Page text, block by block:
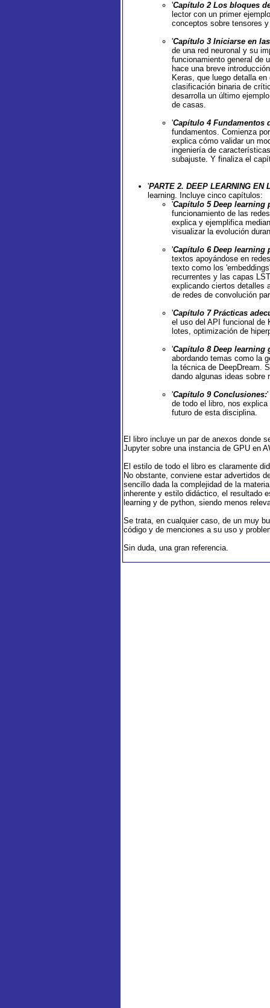
'Capítulo 2 Los bloques
lector con un primer
conceptos sobre tensores
'Capítulo 3 Iniciarse en
de una red neuronal y su
funcionamiento general de
hace una breve
Keras, que luego detalla
clasificación binaria de
desarrolla un último
de casas.
'Capítulo 4 Fundamentos
fundamentos. Comienza
explica cómo validar un
ingeniería de
subajuste. Y finaliza el
'PARTE 2. DEEP LEARNING EN
learning. Incluye cinco capítulos:
'Capítulo 5 Deep learning
funcionamiento de las
explica y ejemplifica
visualizar la evolución
'Capítulo 6 Deep learning
textos apoyándose en
texto como los
recurrentes y las capas
explicando ciertos detalles
de redes de convolución
'Capítulo 7 Prácticas
el uso del API funcional de
lotes, optimización de
'Capítulo 8 Deep learning
abordando temas como la
la técnica de DeepDream.
dando algunas ideas sobre
'Capítulo 9 Conclusiones:'
de todo el libro, nos
futuro de esta disciplina.
El libro incluye un par de anexos donde
Jupyter sobre una instancia de GPU en
El estilo de todo el libro es claramente
No obstante, conviene estar advertidos
sencillo dada la complejidad de la
inherente y estilo didáctico, el resultado
learning y de python, siendo menos
Se trata, en cualquier caso, de un muy
código y de menciones a su uso y
Sin duda, una gran referencia.